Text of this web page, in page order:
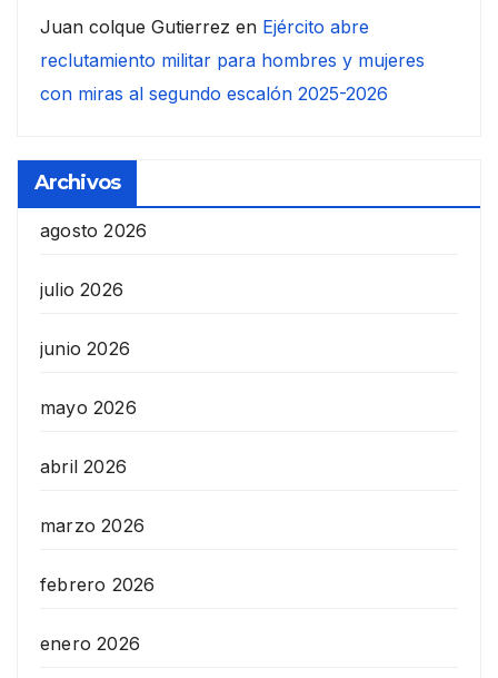
Juan colque Gutierrez en Ejército abre
reclutamiento militar para hombres y mujeres
con miras al segundo escalón 2025-2026
Archivos
agosto 2026
julio 2026
junio 2026
mayo 2026
abril 2026
marzo 2026
febrero 2026
enero 2026